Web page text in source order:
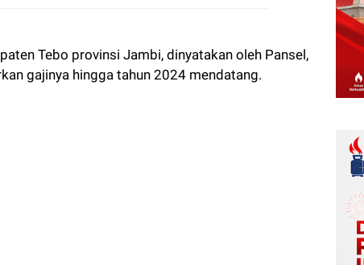
Tebo provinsi Jambi, dinyatakan oleh Pansel,
gajinya hingga tahun 2024 mendatang.